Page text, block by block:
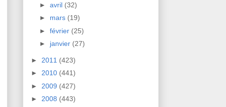
► avril (32)
► mars (19)
► février (25)
► janvier (27)
► 2011 (423)
► 2010 (441)
► 2009 (427)
► 2008 (443)